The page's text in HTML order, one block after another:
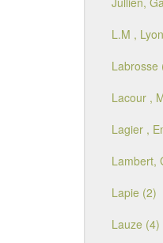
L.M ,
Labrosse
Lacour ,
Lagier ,
Lambert,
Lapie (2)
Lauze (4)